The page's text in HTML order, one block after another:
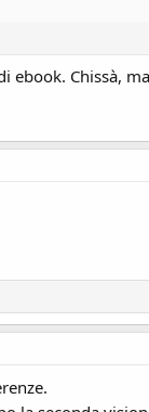
ebook. Chissà,